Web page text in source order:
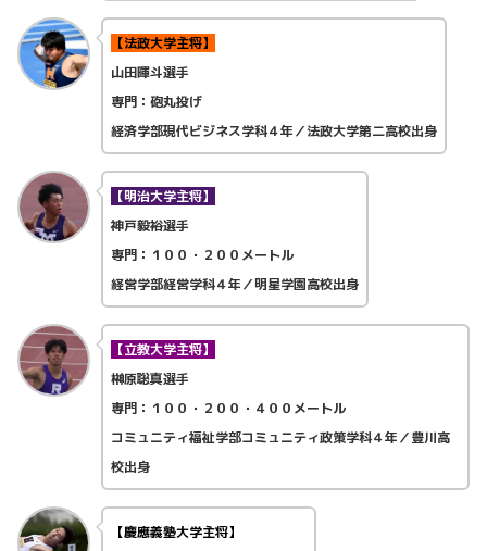
【法政大学主将】
山田暉斗選手
専門：砲丸投げ
経済学部現代ビジネス学科４年／法政大学第二高校出身
【明治大学主将】
神戸毅裕選手
専門：１００・２００メートル
経営学部経営学科４年／明星学園高校出身
【立教大学主将】
榊原聡真選手
専門：１００・２００・４００メートル
コミュニティ福祉学部コミュニティ政策学科４年／豊川高
校出身
【慶應義塾大学主将】